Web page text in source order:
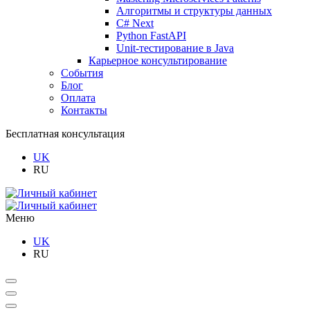
Алгоритмы и структуры данных
C# Next
Python FastAPI
Unit-тестирование в Java
Карьерное консультирование
События
Блог
Оплата
Контакты
Бесплатная консультация
UK
RU
Меню
UK
RU